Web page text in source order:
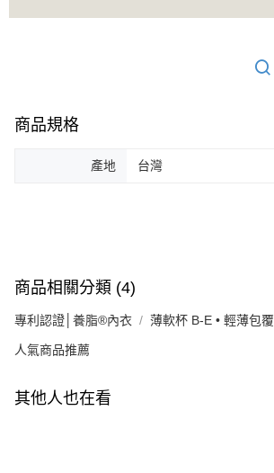
商品規格
產地 台灣
商品相關分類 (4)
專利認證│養脂®內衣 薄軟杯 B-E • 輕薄包覆
人氣商品推薦
其他人也在看